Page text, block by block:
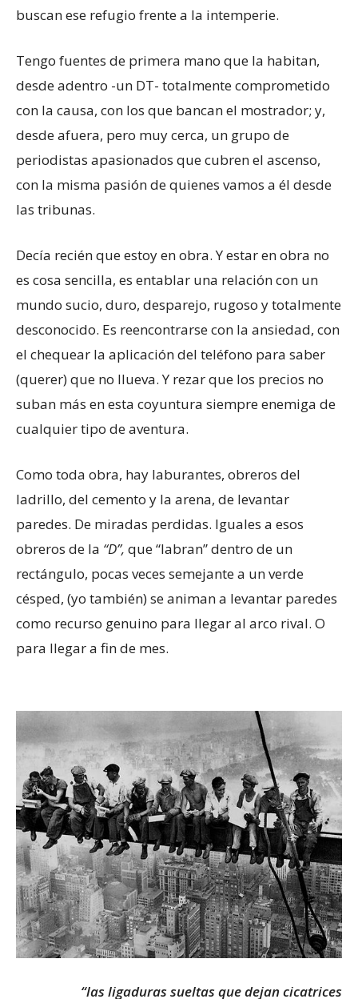
buscan ese refugio frente a la intemperie.
Tengo fuentes de primera mano que la habitan,
desde adentro -un DT- totalmente comprometido
con la causa, con los que bancan el mostrador; y,
desde afuera, pero muy cerca, un grupo de
periodistas apasionados que cubren el ascenso,
con la misma pasión de quienes vamos a él desde
las tribunas.
Decía recién que estoy en obra. Y estar en obra no
es cosa sencilla, es entablar una relación con un
mundo sucio, duro, desparejo, rugoso y totalmente
desconocido. Es reencontrarse con la ansiedad, con
el chequear la aplicación del teléfono para saber
(querer) que no llueva. Y rezar que los precios no
suban más en esta coyuntura siempre enemiga de
cualquier tipo de aventura.
Como toda obra, hay laburantes, obreros del
ladrillo, del cemento y la arena, de levantar
paredes. De miradas perdidas. Iguales a esos
obreros de la “D”, que “labran” dentro de un
rectángulo, pocas veces semejante a un verde
césped, (yo también) se animan a levantar paredes
como recurso genuino para llegar al arco rival. O
para llegar a fin de mes.
“las ligaduras sueltas que dejan cicatrices